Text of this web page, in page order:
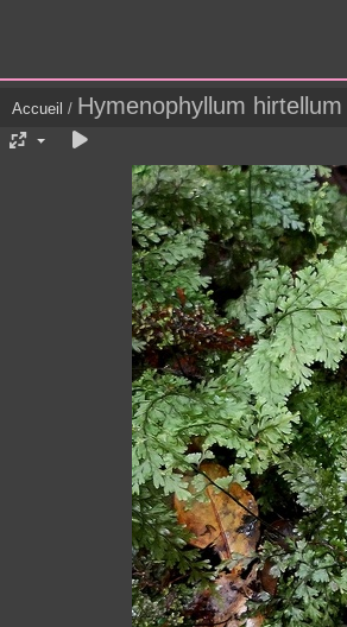
Accueil / Hymenophyllum hirtellum